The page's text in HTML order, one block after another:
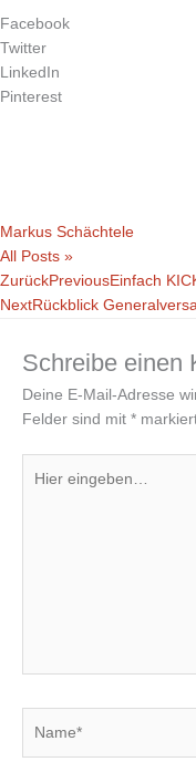
Facebook
Twitter
LinkedIn
Pinterest
Markus Schächtele
All Posts »
ZurückPreviousEinfach
NextRückblick
Schreibe einen
Deine E-Mail-Adresse
Felder sind mit *
eingeben…